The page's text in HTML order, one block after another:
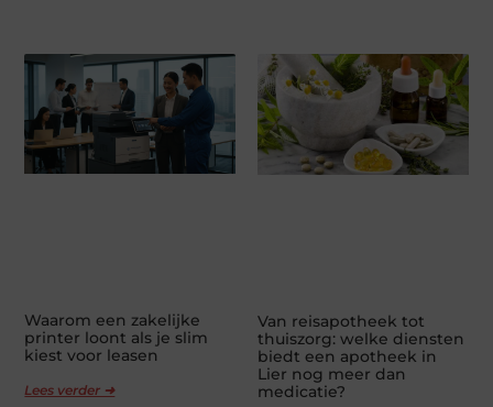
Waarom een zakelijke
printer loont als je slim
kiest voor leasen
Lees verder ➜
Van reisapotheek tot
thuiszorg: welke diensten
biedt een apotheek in
Lier nog meer dan
medicatie?